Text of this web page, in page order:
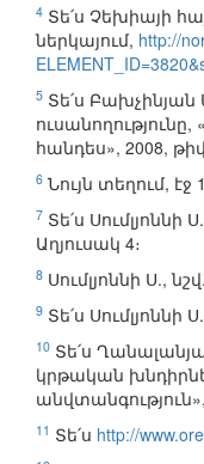
4 Տե՛ս Չեխիայի
ներկայում, http://
5 Տե՛ս
հանդես», 2008,
6 Նույն տեղում, էջ
7 Տե՛ս Սումլյոննի
Աղյուսակ 4։
8 Սումլյոննի Ս.,
9 Տե՛ս Սումլյոննի
10 Տե՛ս
կրթական
անվտանգություն»,
11 Տե՛ս http://